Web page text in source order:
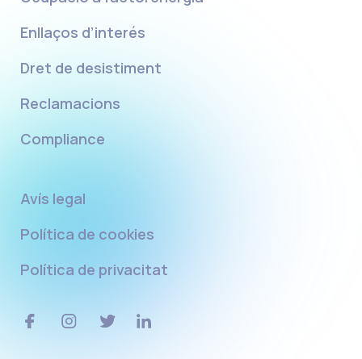
Enllaços d’interés
Dret de desistiment
Reclamacions
Compliance
Avís legal
Política de cookies
Política de privacitat